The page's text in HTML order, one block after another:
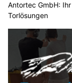
Antortec GmbH:
Torlösungen